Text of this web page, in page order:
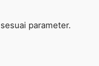
parameter.